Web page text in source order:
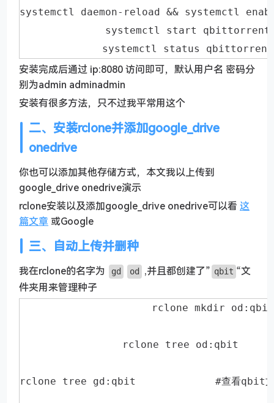
systemctl daemon-reload && systemctl
systemctl start qbittorrent-
systemctl status
安装完成后通过 ip:8080 访问即可，默认用户名 密码分
别为admin adminadmin
安装有很多方法，只不过我平常用这个
二、安装rclone并添加google_drive
onedrive
你也可以添加其他存储方式，本文我以上传到
google_drive onedrive演示
rclone安装以及添加google_drive onedrive可以看 这
篇文章 或Google
三、自动上传并删种
我在rclone的名字为 gd od ,并且都创建了” qbit “文
件夹用来管理种子
rclone tree